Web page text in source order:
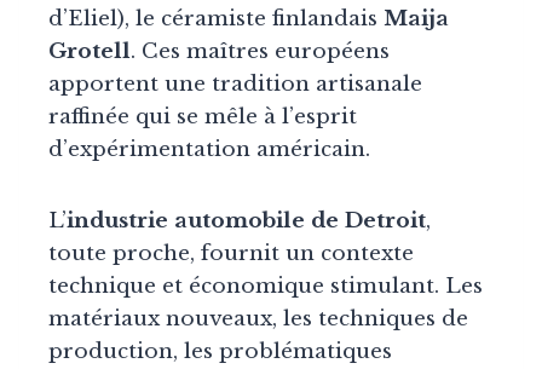
d’Eliel), le céramiste finlandais Maija
Grotell. Ces maîtres européens
apportent une tradition artisanale
raffinée qui se mêle à l’esprit
d’expérimentation américain.
L’industrie automobile de Detroit,
toute proche, fournit un contexte
technique et économique stimulant. Les
matériaux nouveaux, les techniques de
production, les problématiques